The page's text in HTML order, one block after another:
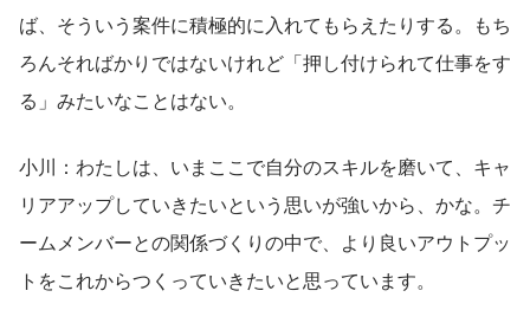
ば、そういう案件に積極的に入れてもらえたりする。もち
ろんそればかりではないけれど「押し付けられて仕事をす
る」みたいなことはない。
小川：わたしは、いまここで自分のスキルを磨いて、キャ
リアアップしていきたいという思いが強いから、かな。チ
ームメンバーとの関係づくりの中で、より良いアウトプッ
トをこれからつくっていきたいと思っています。